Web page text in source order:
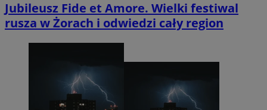
Jubileusz Fide et Amore. Wielki festiwal
rusza w Żorach i odwiedzi cały region